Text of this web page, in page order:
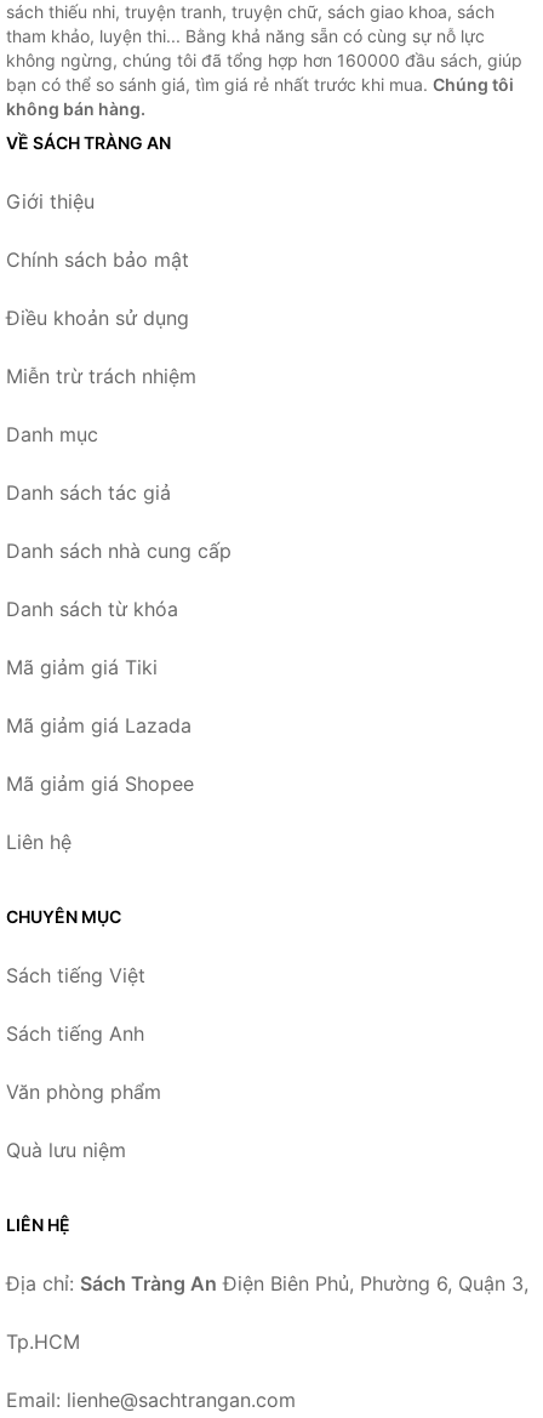
sách thiếu nhi, truyện tranh, truyện chữ, sách giao khoa, sách
tham khảo, luyện thi... Bằng khả năng sẵn có cùng sự nỗ lực
không ngừng, chúng tôi đã tổng hợp hơn 160000 đầu sách, giúp
bạn có thể so sánh giá, tìm giá rẻ nhất trước khi mua. Chúng tôi
không bán hàng.
VỀ SÁCH TRÀNG AN
Giới thiệu
Chính sách bảo mật
Điều khoản sử dụng
Miễn trừ trách nhiệm
Danh mục
Danh sách tác giả
Danh sách nhà cung cấp
Danh sách từ khóa
Mã giảm giá Tiki
Mã giảm giá Lazada
Mã giảm giá Shopee
Liên hệ
CHUYÊN MỤC
Sách tiếng Việt
Sách tiếng Anh
Văn phòng phẩm
Quà lưu niệm
LIÊN HỆ
Địa chỉ: Sách Tràng An Điện Biên Phủ, Phường 6, Quận 3,
Tp.HCM
Email: lienhe@sachtrangan.com